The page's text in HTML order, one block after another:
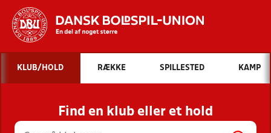
Hvad vil du søge efter?
INDHOLD OG NYHEDER
STILLINGER, RESULTATER, KLUBBER OG
HOLD
KLUB/HOLD RÆKKE SPILLESTED KAMP
Find en klub eller et hold